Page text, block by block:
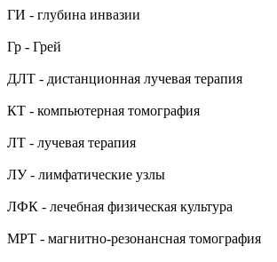
ГИ - глубина инвазии
Гр - Грей
ДЛТ - дистанционная лучевая терапия
КТ - компьютерная томография
ЛТ - лучевая терапия
ЛУ - лимфатические узлы
ЛФК - лечебная физическая культура
МРТ - магнитно-резонансная томография